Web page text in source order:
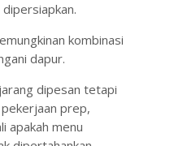
kombinasi
dapur.
dipesan tetapi
prep,
apakah menu